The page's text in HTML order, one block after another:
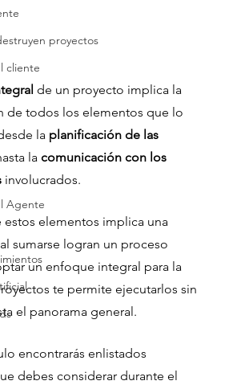
proyectos
cliente
Agente
de un proyecto implica la
de todos los elementos que lo
la planificación de las
la comunicación con los
involucrados.
estos elementos implica una
sumarse logran un proceso
un enfoque integral para la
te permite ejecutarlos sin
el panorama general.
encontrarás enlistados
debes considerar durante el